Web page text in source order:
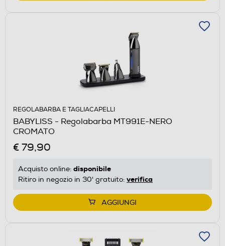
REGOLABARBA E TAGLIACAPELLI
BABYLISS - Regolabarba MT991E-NERO
CROMATO
€ 79,90
Acquisto online: disponibile
Ritiro in negozio in 30' gratuito: verifica
AGGIUNGI